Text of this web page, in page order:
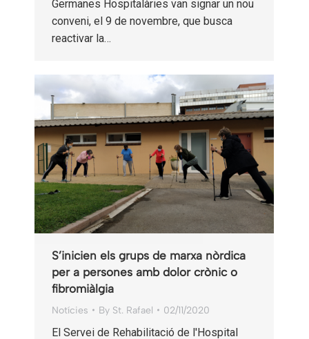
Germanes Hospitalàries van signar un nou
conveni, el 9 de novembre, que busca
reactivar la…
S’inicien els grups de marxa nòrdica
per a persones amb dolor crònic o
fibromiàlgia
Notícies By St. Rafael 02/11/2020
El Servei de Rehabilitació de l'Hospital